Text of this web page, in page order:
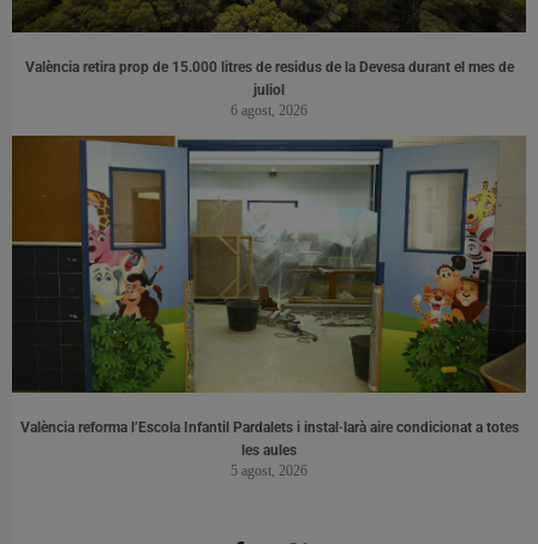
València retira prop de 15.000 litres de residus de la Devesa durant el mes de
juliol
6 agost, 2026
València reforma l’Escola Infantil Pardalets i instal·larà aire condicionat a totes
les aules
5 agost, 2026